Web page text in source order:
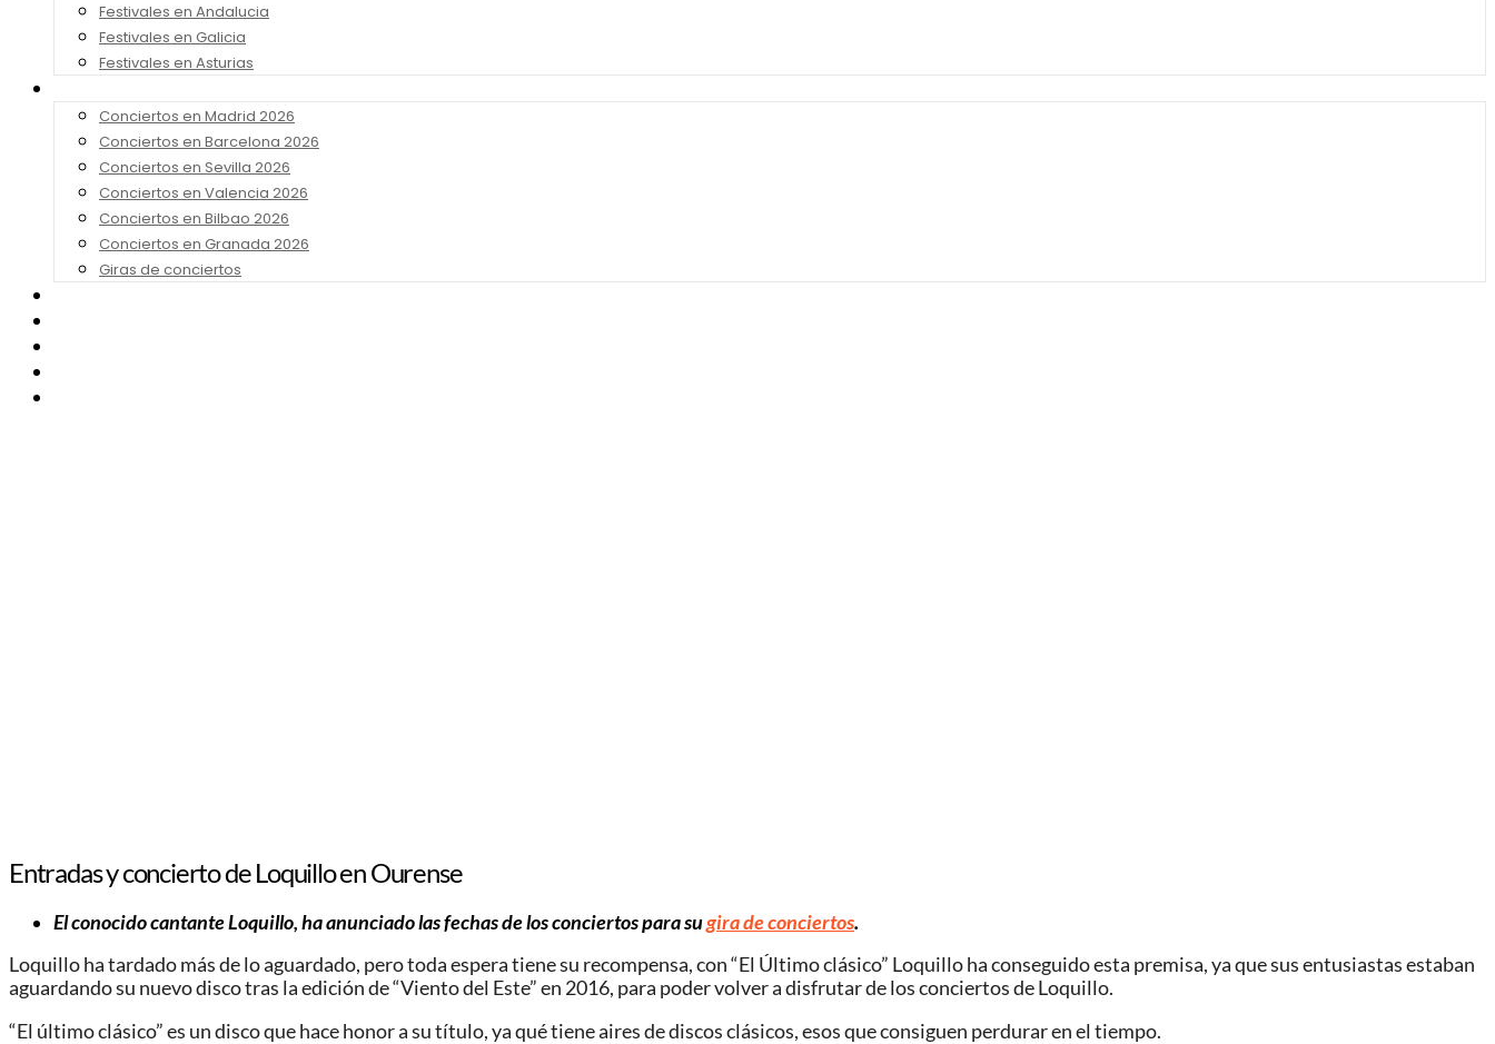
Festivales en Andalucia
Festivales en Galicia
Festivales en Asturias
Conciertos en Madrid 2026
Conciertos en Barcelona 2026
Conciertos en Sevilla 2026
Conciertos en Valencia 2026
Conciertos en Bilbao 2026
Conciertos en Granada 2026
Giras de conciertos
Entradas y concierto de Loquillo en Ourense
El conocido cantante Loquillo, ha anunciado las fechas de los conciertos para sugira de conciertos.
Loquillo ha tardado más de lo aguardado, pero toda espera tiene su recompensa, con “El Último clásico” Loquillo ha conseguido esta premisa, ya que sus entusiastas estaban
aguardando su nuevo disco tras la edición de “Viento del Este” en 2016, para poder volver a disfrutar de los conciertos de Loquillo.
“El último clásico” es un disco que hace honor a su título, ya qué tiene aires de discos clásicos, esos que consiguen perdurar en el tiempo.